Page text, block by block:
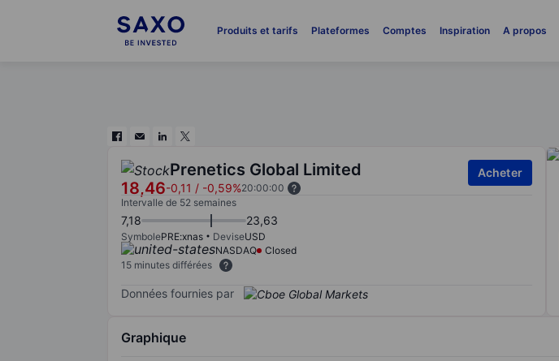
Produits et tarifs Plateformes Comptes Inspiration A propos
Prenetics Global Limited
18,46-0,11 / -0,59%20:00:00
Acheter
Intervalle de 52 semaines
7,18 23,63
SymbolePRE:xnas DeviseUSD
NASDAQ
Closed
15 minutes différées
Données fournies par
Graphique